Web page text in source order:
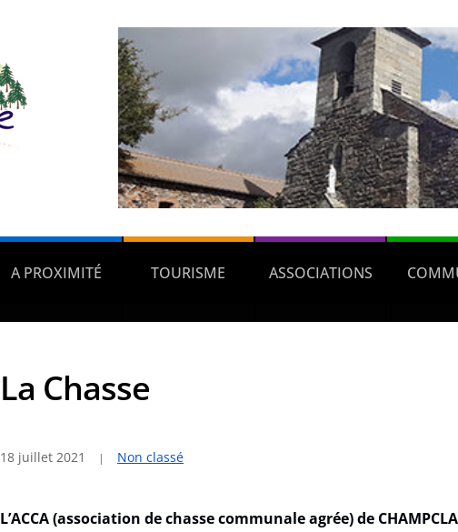
A PROXIMITÉ TOURISME ASSOCIATIONS
La Chasse
18 juillet 2021 Non classé
L’ACCA (association de chasse communale agrée) de